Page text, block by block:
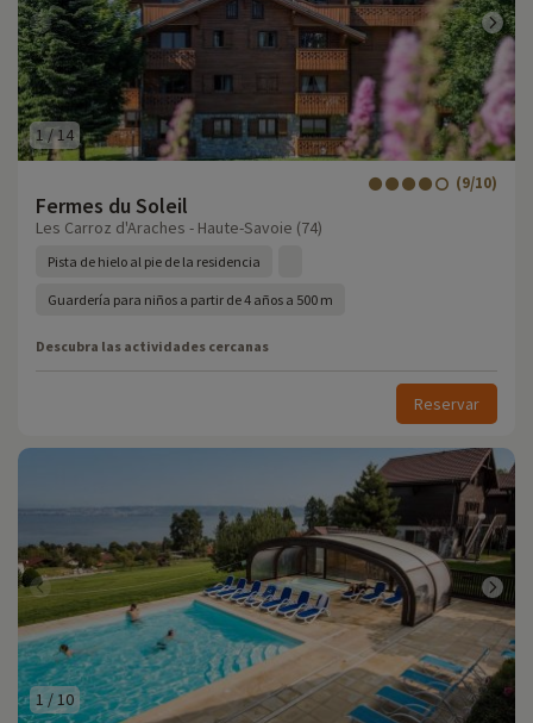
1 /14
Fermes du Soleil
(9/10)
Les Carroz d'Araches - Haute-Savoie (74)
Pista de hielo al pie de la residencia
Guardería para niños a partir de 4 años a 500 m
Descubra las actividades cercanas
Reservar
1 /10